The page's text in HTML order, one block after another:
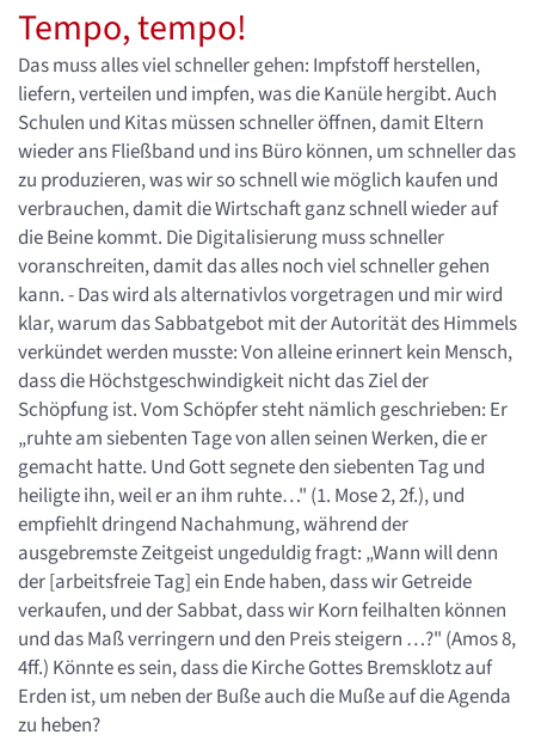
Tempo, tempo!
Das muss alles viel schneller gehen: Impfstoff herstellen,
liefern, verteilen und impfen, was die Kanüle hergibt. Auch
Schulen und Kitas müssen schneller öffnen, damit Eltern
wieder ans Fließband und ins Büro können, um schneller das
zu produzieren, was wir so schnell wie möglich kaufen und
verbrauchen, damit die Wirtschaft ganz schnell wieder auf
die Beine kommt. Die Digitalisierung muss schneller
voranschreiten, damit das alles noch viel schneller gehen
kann. - Das wird als alternativlos vorgetragen und mir wird
klar, warum das Sabbatgebot mit der Autorität des Himmels
verkündet werden musste: Von alleine erinnert kein Mensch,
dass die Höchstgeschwindigkeit nicht das Ziel der
Schöpfung ist. Vom Schöpfer steht nämlich geschrieben: Er
„ruhte am siebenten Tage von allen seinen Werken, die er
gemacht hatte. Und Gott segnete den siebenten Tag und
heiligte ihn, weil er an ihm ruhte…" (1. Mose 2, 2f.), und
empfiehlt dringend Nachahmung, während der
ausgebremste Zeitgeist ungeduldig fragt: „Wann will denn
der [arbeitsfreie Tag] ein Ende haben, dass wir Getreide
verkaufen, und der Sabbat, dass wir Korn feilhalten können
und das Maß verringern und den Preis steigern …?" (Amos 8,
4ff.) Könnte es sein, dass die Kirche Gottes Bremsklotz auf
Erden ist, um neben der Buße auch die Muße auf die Agenda
zu heben?